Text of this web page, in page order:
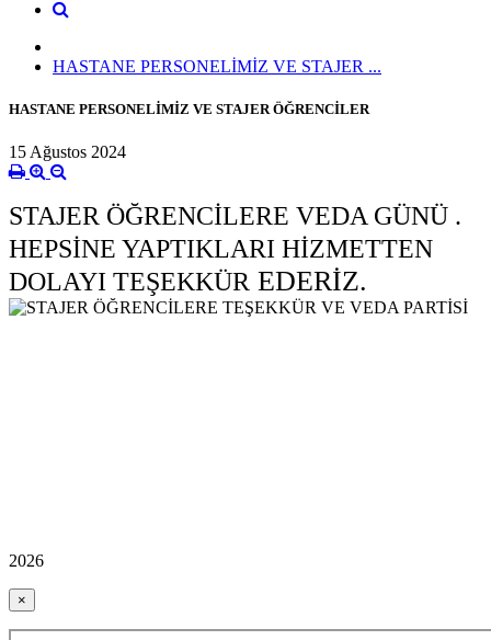
HASTANE PERSONELİMİZ VE STAJER ...
HASTANE PERSONELİMİZ VE STAJER ÖĞRENCİLER
15 Ağustos 2024
STAJER ÖĞRENCİLERE VEDA GÜNÜ .
HEPSİNE YAPTIKLARI HİZMETTEN
DOLAYI TEŞEKKÜR EDERİZ.
2026
×